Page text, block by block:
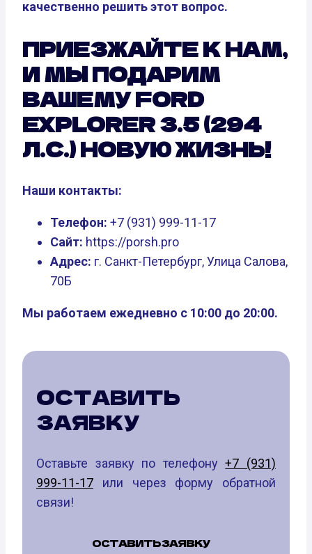
качественно решить этот вопрос.
ПРИЕЗЖАЙТЕ К НАМ,
И МЫ ПОДАРИМ
ВАШЕМУ FORD
EXPLORER 3.5 (294
Л.С.) НОВУЮ ЖИЗНЬ!
Наши контакты:
Телефон: +7 (931) 999-11-17
Сайт: https://porsh.pro
Адрес: г. Санкт-Петербург, Улица Салова,
70Б
Мы работаем ежедневно с 10:00 до 20:00.
ОСТАВИТЬ
ЗАЯВКУ
Оставьте заявку по телефону+7 (931)
999-11-17 или через форму обратной
связи!
ОСТАВИТЬ ЗАЯВКУ